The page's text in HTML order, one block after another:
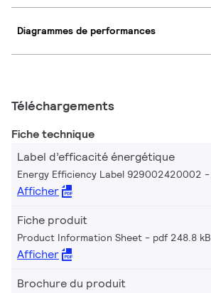
Diagrammes de performances
Téléchargements
Fiche technique
Label d’efficacité énergétique
Energy Efficiency Label 929002420002
Afficher
Fiche produit
Product Information Sheet pdf 248.8 kB
Afficher
Brochure du produit